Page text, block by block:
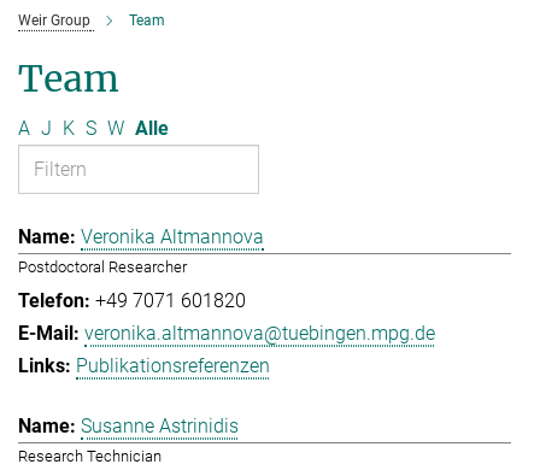
Weir Group Team
Team
A J K S W Alle
Veronika Altmannova
Postdoctoral Researcher
+49 7071 601820
veronika.altmannova@tuebingen.mpg.de
Publikationsreferenzen
Susanne Astrinidis
Research Technician